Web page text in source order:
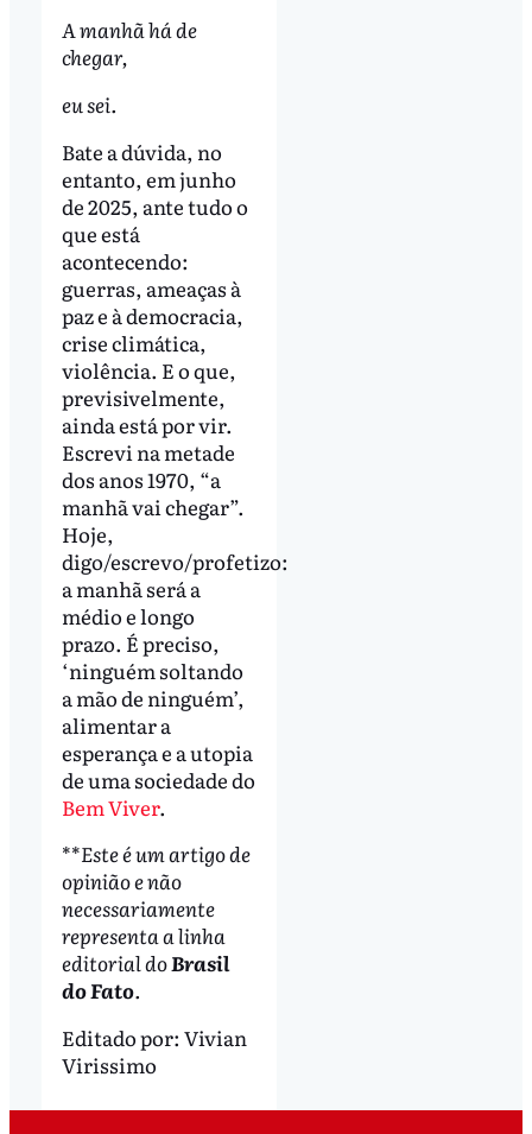
A manhã há de
chegar,
eu sei.
Bate a dúvida, no
entanto, em junho
de 2025, ante tudo o
que está
acontecendo:
guerras, ameaças à
paz e à democracia,
crise climática,
violência. E o que,
previsivelmente,
ainda está por vir.
Escrevi na metade
dos anos 1970, “a
manhã vai chegar”.
Hoje,
digo/escrevo/profetizo:
a manhã será a
médio e longo
prazo. É preciso,
‘ninguém soltando
a mão de ninguém’,
alimentar a
esperança e a utopia
de uma sociedade do
Bem Viver.
**Este é um artigo de
opinião e não
necessariamente
representa a linha
editorial doBrasil
do Fato.
Editado por: Vivian
Virissimo